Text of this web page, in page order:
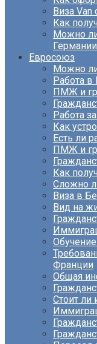
Виза
Как
Можно ли
Германии
Евросоюз
Можно ли
Работа в
ПМЖ и
Работа
Как
Есть ли
ПМЖ и
Как
Сложно
Виза в
Вид на
Франции
Общая
Стоит ли